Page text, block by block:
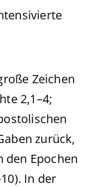
Zeichen
2,1–4;
zurück,
den Epochen
In der